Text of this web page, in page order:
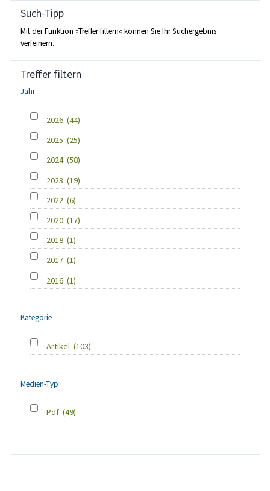
Such-Tipp
Mit der Funktion »Treffer filtern« können Sie Ihr Suchergebnis
verfeinern.
Treffer filtern
Jahr
2026 (44)
2025 (25)
2024 (58)
2023 (19)
2022 (6)
2020 (17)
2018 (1)
2017 (1)
2016 (1)
Kategorie
Artikel (103)
Medien-Typ
Pdf (49)